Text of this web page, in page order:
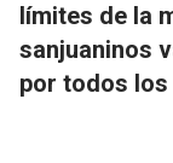
límites de la
sanjuaninos
por todos los